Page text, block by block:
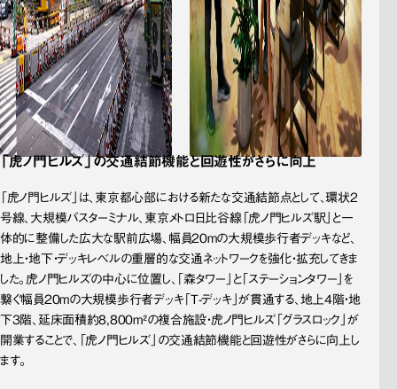
「虎ノ門ヒルズ」の交通結節機能と回遊性がさらに向上
「虎ノ門ヒルズ」は、東京都心部における新たな交通結節点として、環状2
号線、大規模バスターミナル、東京メトロ日比谷線「虎ノ門ヒルズ駅」と一
体的に整備した広大な駅前広場、幅員20mの大規模歩行者デッキなど、
地上・地下・デッキレベルの重層的な交通ネットワークを強化・拡充してきま
した。虎ノ門ヒルズの中心に位置し、「森タワー」と「ステーションタワー」を
繋ぐ幅員20mの大規模歩行者デッキ「T-デッキ」が貫通する、地上4階・地
下3階、延床面積約8,800m²の複合施設・虎ノ門ヒルズ「グラスロック」が
開業することで、「虎ノ門ヒルズ」の交通結節機能と回遊性がさらに向上し
ます。